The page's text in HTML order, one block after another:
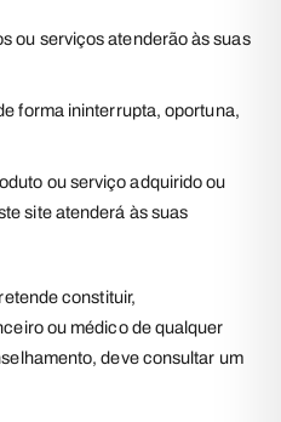
ou serviços atenderão às suas
forma ininterrupta, oportuna,
ou serviço adquirido ou
site atenderá às suas
constituir,
ou médico de qualquer
deve consultar um